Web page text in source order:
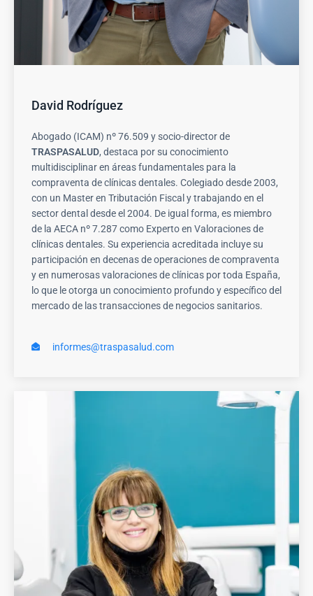
David Rodríguez
Abogado (ICAM) nº 76.509 y socio-director de
TRASPASALUD, destaca por su conocimiento
multidisciplinar en áreas fundamentales para la
compraventa de clínicas dentales. Colegiado desde 2003,
con un Master en Tributación Fiscal y trabajando en el
sector dental desde el 2004. De igual forma, es miembro
de la AECA nº 7.287 como Experto en Valoraciones de
clínicas dentales. Su experiencia acreditada incluye su
participación en decenas de operaciones de compraventa
y en numerosas valoraciones de clínicas por toda España,
lo que le otorga un conocimiento profundo y específico del
mercado de las transacciones de negocios sanitarios.
informes@traspasalud.com